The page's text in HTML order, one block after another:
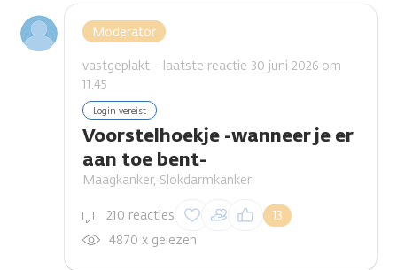
Moderator
vastgeplakt - laatste reactie 30 juni 2026 om
11.45
Login vereist
Voorstelhoekje -wanneer je er
aan toe bent-
Maagkanker, Slokdarmkanker
210 reacties 13
Inloggen om een
reactie te plaatsen
4870 x gelezen